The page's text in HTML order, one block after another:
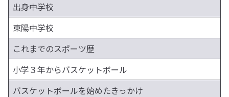
出身中学校
東陽中学校
これまでのスポーツ歴
小学３年からバスケットボール
バスケットボールを始めたきっかけ